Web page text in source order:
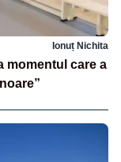
Ionuț Nichita
momentul care a